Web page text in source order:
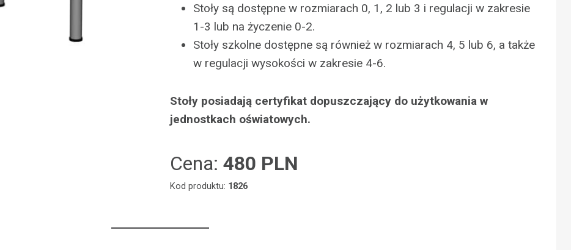
Stoły są dostępne w rozmiarach 0, 1, 2 lub 3 i regulacji w zakresie
1-3 lub na życzenie 0-2.
Stoły szkolne dostępne są również w rozmiarach 4, 5 lub 6, a także
w regulacji wysokości w zakresie 4-6.
Stoły posiadają certyfikat dopuszczający do użytkowania w
jednostkach oświatowych.
Cena: 480 PLN
Kod produktu: 1826